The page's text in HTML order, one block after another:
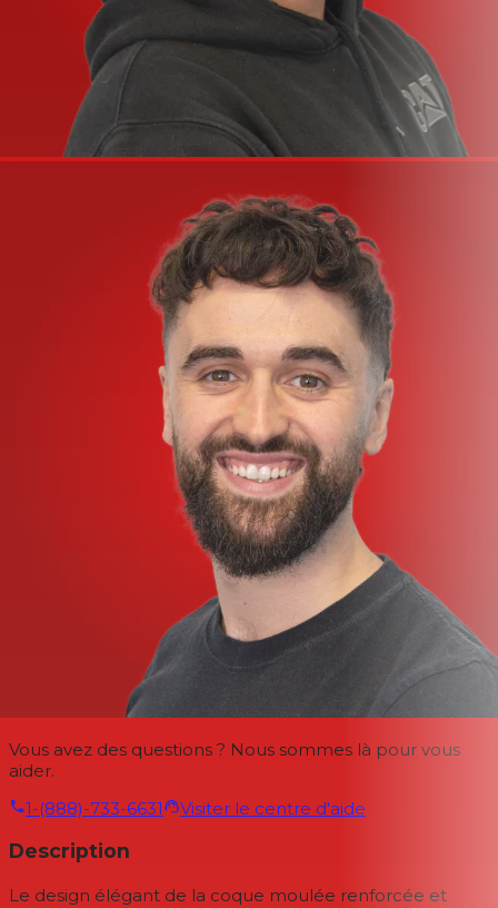
Vous avez des questions ? Nous sommes là pour vous
aider.
1-(888)-733-6631
Visiter le centre d'aide
Description
Le design élégant de la coque moulée renforcée et